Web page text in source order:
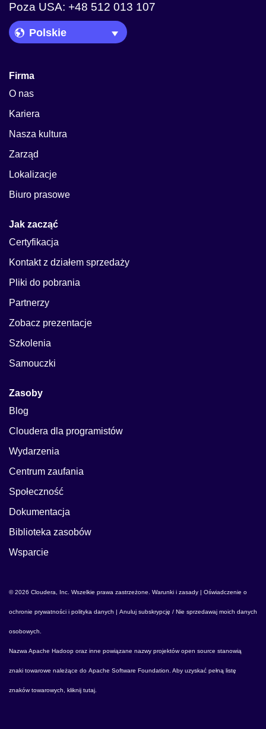
Poza USA: +48 512 013 107
Language Picker
Firma
O nas
Kariera
Nasza kultura
Zarząd
Lokalizacje
Biuro prasowe
Jak zacząć
Certyfikacja
Kontakt z działem sprzedaży
Pliki do pobrania
Partnerzy
Zobacz prezentacje
Szkolenia
Samouczki
Zasoby
Blog
Cloudera dla programistów
Wydarzenia
Centrum zaufania
Społeczność
Dokumentacja
Biblioteka zasobów
Wsparcie
© 2026 Cloudera, Inc. Wszelkie prawa zastrzeżone. Warunki i zasady | Oświadczenie o
ochronie prywatności i polityka danych | Anuluj subskrypcję / Nie sprzedawaj moich danych
osobowych
Nazwa Apache Hadoop oraz inne powiązane nazwy projektów open source stanowią
znaki towarowe należące do Apache Software Foundation . Aby uzyskać pełną listę
znaków towarowych, kliknij tutaj